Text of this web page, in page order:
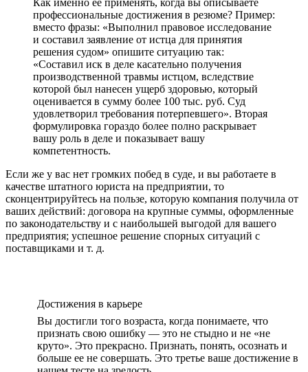
Как именно ее применять, когда вы описываете
профессиональные достижения в резюме? Пример:
вместо фразы: «Выполнил правовое исследование
и составил заявление от истца для принятия
решения судом» опишите ситуацию так:
«Составил иск в деле касательно получения
производственной травмы истцом, вследствие
которой был нанесен ущерб здоровью, который
оценивается в сумму более 100 тыс. руб. Суд
удовлетворил требования потерпевшего». Вторая
формулировка гораздо более полно раскрывает
вашу роль в деле и показывает вашу
компетентность.
Если же у вас нет громких побед в суде, и вы работаете в
качестве штатного юриста на предприятии, то
сконцентрируйтесь на пользе, которую компания получила от
ваших действий: договора на крупные суммы, оформленные
по законодательству и с наибольшей выгодой для вашего
предприятия; успешное решение спорных ситуаций с
поставщиками и т. д.
Достижения в карьере
Вы достигли того возраста, когда понимаете, что
признать свою ошибку — это не стыдно и не «не
круто». Это прекрасно. Признать, понять, осознать и
больше ее не совершать. Это третье ваше достижение в